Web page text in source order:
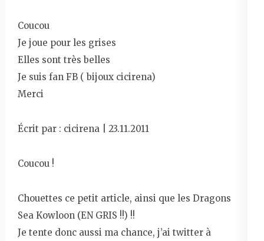
Coucou
Je joue pour les grises
Elles sont très belles
Je suis fan FB ( bijoux cicirena)
Merci
Écrit par : cicirena | 23.11.2011
Coucou !
Chouettes ce petit article, ainsi que les Dragons
Sea Kowloon (EN GRIS !!) !!
Je tente donc aussi ma chance, j’ai twitter à